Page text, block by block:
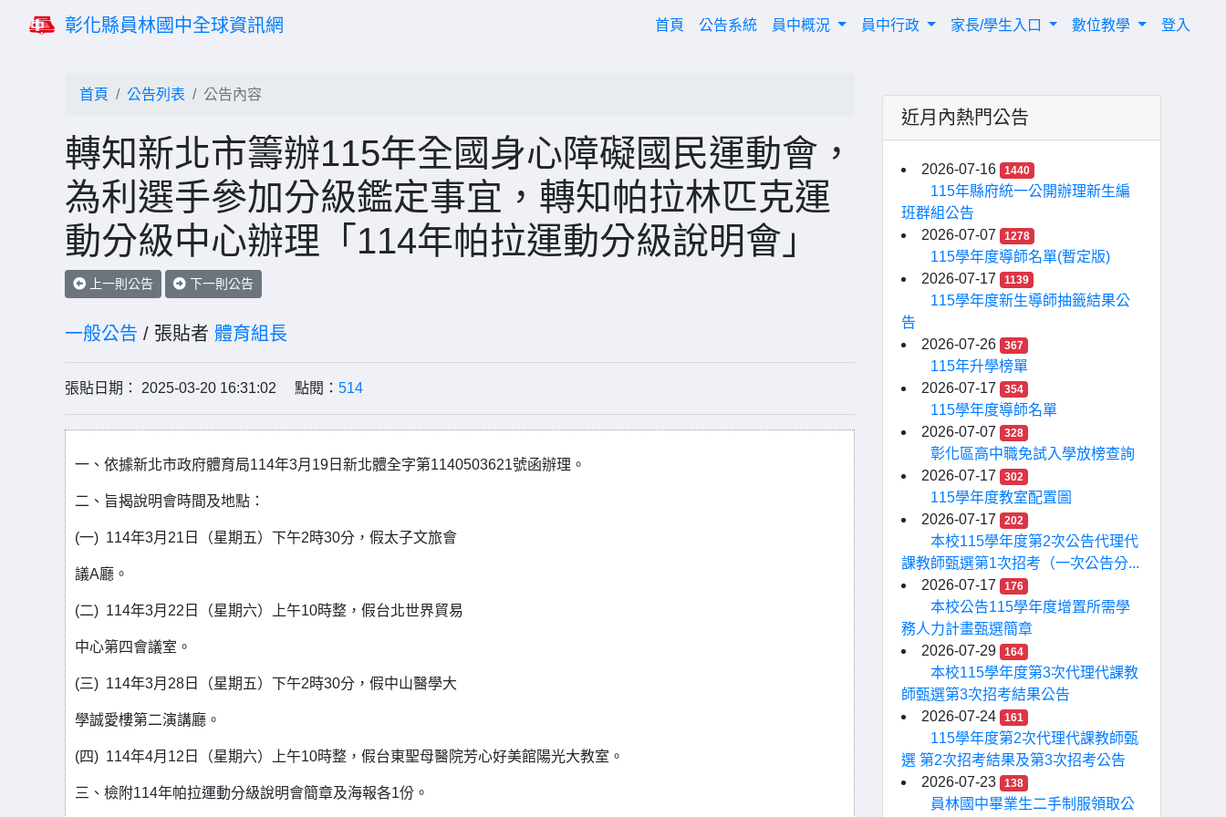
彰化縣員林國中全球資訊網 首頁 (current)
公告系統 員中概況 員中行政 家長/學生入口 數位教學 登入
首頁 公告列表 公告內容
轉知新北市籌辦115年全國身心障礙國民運動會，
為利選手參加分級鑑定事宜，轉知帕拉林匹克運
動分級中心辦理「114年帕拉運動分級說明會」
上一則公告 下一則公告
一般公告 / 張貼者 體育組長
張貼日期： 2025-03-20 16:31:02 點閱： 514
一、依據新北市政府體育局114年3月19日新北體全字第1140503621號函辦理。
二、旨揭說明會時間及地點：
(一) 114年3月21日（星期五）下午2時30分，假太子文旅會
議A廳。
(二) 114年3月22日（星期六）上午10時整，假台北世界貿易
中心第四會議室。
(三) 114年3月28日（星期五）下午2時30分，假中山醫學大
學誠愛樓第二演講廳。
(四) 114年4月12日（星期六）上午10時整，假台東聖母醫院芳心好美館陽光大教室。
三、檢附114年帕拉運動分級說明會簡章及海報各1份。
近月內熱門公告
2026-07-16 1440
115年縣府統一公開辦理新生編
班群組公告
2026-07-07
1278
115學年度導師名單(暫定版)
2026-07-17
1139
115學年度新生導師抽籤結果公
告
2026-07-26
367
115年升學榜單
2026-07-17
354
115學年度導師名單
2026-07-07
328
彰化區高中職免試入學放榜查詢
2026-07-17
302
115學年度教室配置圖
2026-07-17
202
本校115學年度第2次公告代理代
課教師甄選第1次招考（一次公告分...
2026-07-17
176
本校公告115學年度增置所需學
務人力計畫甄選簡章
2026-07-29
164
本校115學年度第3次代理代課教
師甄選第3次招考結果公告
2026-07-24
161
115學年度第2次代理代課教師甄
選 第2次招考結果及第3次招考公告
2026-07-23
138
員林國中畢業生二手制服領取公